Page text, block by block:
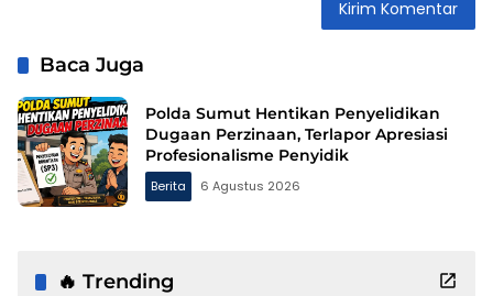
Baca Juga
Polda Sumut Hentikan Penyelidikan
Dugaan Perzinaan, Terlapor Apresiasi
Profesionalisme Penyidik
Berita 6 Agustus 2026
🔥 Trending